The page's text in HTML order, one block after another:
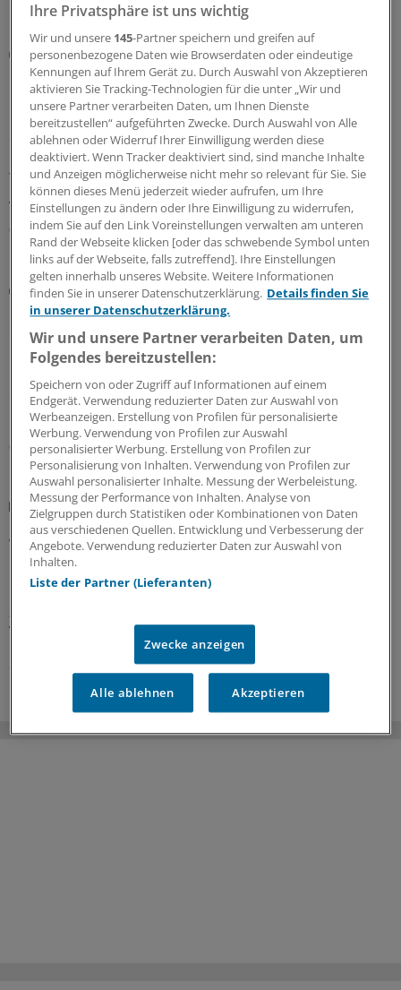
MEHR ZUM THEMA
Cannabis auf Rezept
KBV und Kassen präzisieren die neuen Regeln zur
Cannabistherapie
Mit dem GKV-Spargestetz wurden auch die Regeln für
die Cannabistherapie auf Kasse verschärft. KBV und
Kassen stellen nun klar, wie mit dem sechsmonatigen
Therapieversuch zu verfahren ist. Und welche
Ausnahmen gelten.
06.08.2026
Beitragssatzstabilisierungsgesetz
GKV-Spargesetz tritt in Kraft: Welche Neuerungen
sofort greifen
Das umstrittene GKV-Spargesetz ist in Kraft getreten.
Das bedeutet auch, dass schon jetzt einige Regelungen
der Arzneitherapie gelten – unter anderem das Aus der
Homöopathie auf Kosten der GKV.
03.08.2026
Hilfsmittelversorgung
Hörhilfen liegen bei Mehrkosten für gesetzliche
Versicherte ganz vorn
Die Krankenkassen-Variante ohne Aufschlag beim
Hilfsmittel oder noch ein paar Extras dazu mit selbst zu
zahlenden Mehrkosten? Ein GKV-Bericht zeigt, wo die
Versicherten am meisten drauflegen.
27.07.2026
Ihre Privatsphäre ist uns wichtig
Wir und unsere 145-Partner speichern und greifen auf
personenbezogene Daten wie Browserdaten oder eindeutige
Kennungen auf Ihrem Gerät zu. Durch Auswahl von Akzeptieren
aktivieren Sie Tracking-Technologien für die unter „Wir und
unsere Partner verarbeiten Daten, um Ihnen Dienste
bereitzustellen“ aufgeführten Zwecke. Durch Auswahl von Alle
ablehnen oder Widerruf Ihrer Einwilligung werden diese
deaktiviert. Wenn Tracker deaktiviert sind, sind manche Inhalte
und Anzeigen möglicherweise nicht mehr so relevant für Sie. Sie
können dieses Menü jederzeit wieder aufrufen, um Ihre
Einstellungen zu ändern oder Ihre Einwilligung zu widerrufen,
indem Sie auf den Link Voreinstellungen verwalten am unteren
Rand der Webseite klicken [oder das schwebende Symbol unten
links auf der Webseite, falls zutreffend]. Ihre Einstellungen
gelten innerhalb unseres Website. Weitere Informationen
finden Sie in unserer Datenschutzerklärung. Details finden Sie
in unserer Datenschutzerklärung.
Wir und unsere Partner verarbeiten Daten, um
Folgendes bereitzustellen:
Speichern von oder Zugriff auf Informationen auf einem
Endgerät. Verwendung reduzierter Daten zur Auswahl von
Werbeanzeigen. Erstellung von Profilen für personalisierte
Werbung. Verwendung von Profilen zur Auswahl
personalisierter Werbung. Erstellung von Profilen zur
Personalisierung von Inhalten. Verwendung von Profilen zur
Auswahl personalisierter Inhalte. Messung der Werbeleistung.
Messung der Performance von Inhalten. Analyse von
Zielgruppen durch Statistiken oder Kombinationen von Daten
aus verschiedenen Quellen. Entwicklung und Verbesserung der
Angebote. Verwendung reduzierter Daten zur Auswahl von
Inhalten.
Liste der Partner (Lieferanten)
Zwecke anzeigen
Alle ablehnen Akzeptieren